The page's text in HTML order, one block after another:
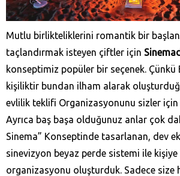
Mutlu birlikteliklerini romantik bir
taçlandırmak isteyen çiftler için
konseptimiz popüler bir seçenek. Çünkü
kişiliktir bundan ilham alarak
evlilik teklifi Organizasyonunu sizler için
Ayrıca baş başa olduğunuz anlar çok
Sinema” Konseptinde tasarlanan, dev
sinevizyon beyaz perde sistemi ile
organizasyonu oluşturduk. Sadece size